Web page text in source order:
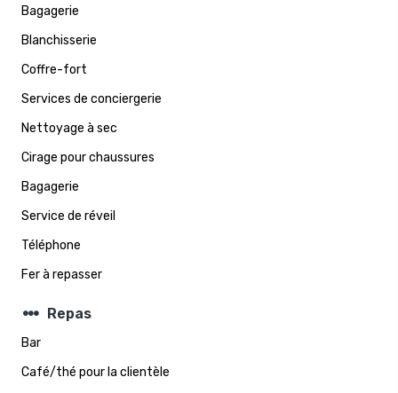
Bagagerie
Blanchisserie
Coffre-fort
Services de conciergerie
Nettoyage à sec
Cirage pour chaussures
Bagagerie
Service de réveil
Téléphone
Fer à repasser
steppers Repas
Bar
Café/thé pour la clientèle